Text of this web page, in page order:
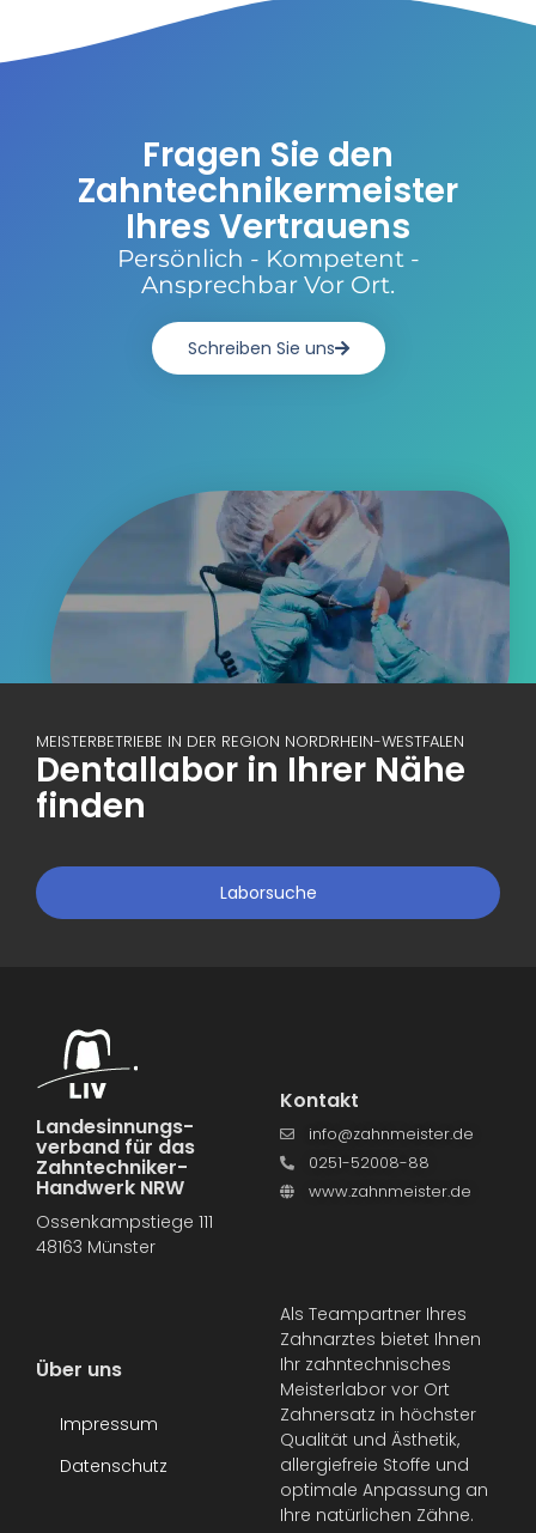
Fragen Sie den
Zahntechnikermeister
Ihres Vertrauens
Persönlich - Kompetent -
Ansprechbar Vor Ort.
Schreiben Sie uns
MEISTERBETRIEBE IN DER REGION NORDRHEIN-WESTFALEN
Dentallabor in Ihrer Nähe
finden
Laborsuche
Landesinnungs­
verband für das
Zahntechniker-
Handwerk NRW
Ossenkampstiege 111
48163 Münster
Kontakt
info@zahnmeister.de
0251-52008-88
www.zahnmeister.de
Über uns
Impressum
Datenschutz
Als Teampartner Ihres
Zahnarztes bietet Ihnen
Ihr zahntechnisches
Meisterlabor vor Ort
Zahnersatz in höchster
Qualität und Ästhetik,
allergiefreie Stoffe und
optimale Anpassung an
Ihre natürlichen Zähne.